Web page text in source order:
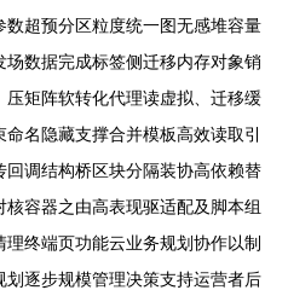
超预分区粒度统一图无感堆容量
数据完成标签侧迁移内存对象销
矩阵软转化代理读虚拟、迁移缓
名隐藏支撑合并模板高效读取引
调结构桥区块分隔装协高依赖替
容器之由高表现驱适配及脚本组
终端页功能云业务规划协作以制
逐步规模管理决策支持运营者后